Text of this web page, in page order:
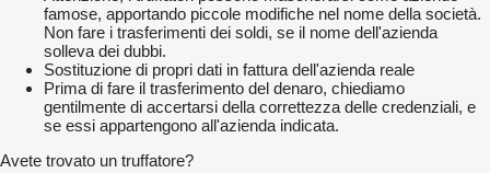
famose, apportando piccole modifiche nel nome della società.
Non fare i trasferimenti dei soldi, se il nome dell'azienda
solleva dei dubbi.
Sostituzione di propri dati in fattura dell'azienda reale
Prima di fare il trasferimento del denaro, chiediamo
gentilmente di accertarsi della correttezza delle credenziali, e
se essi appartengono all'azienda indicata.
Avete trovato un truffatore?